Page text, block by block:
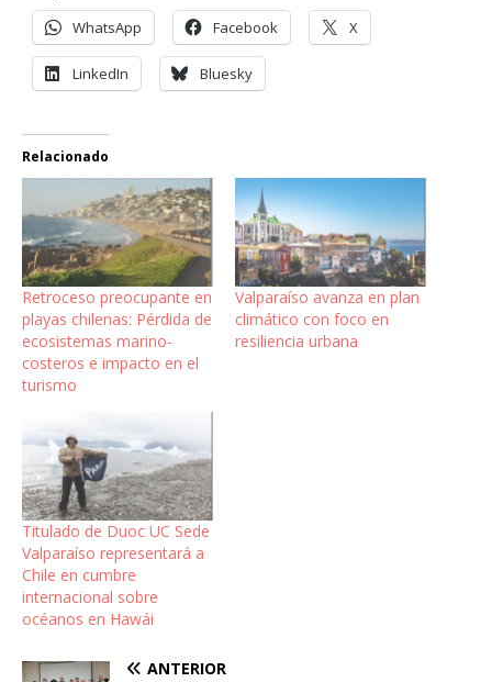
WhatsApp Facebook X
LinkedIn Bluesky
Relacionado
Retroceso preocupante en
playas chilenas: Pérdida de
ecosistemas marino-
costeros e impacto en el
turismo
Valparaíso avanza en plan
climático con foco en
resiliencia urbana
Titulado de Duoc UC Sede
Valparaíso representará a
Chile en cumbre
internacional sobre
océanos en Hawái
ANTERIOR